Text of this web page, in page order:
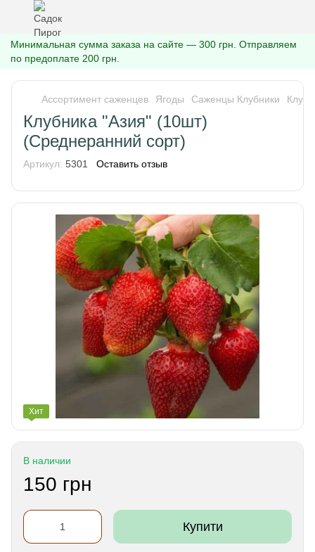
Минимальная сумма заказа на сайте — 300 грн. Отправляем
по предоплате 200 грн.
Ассортимент саженцев Ягоды Саженцы Клубники
Клубника "Азия" (10шт)
(Среднеранний сорт)
Артикул: 5301 Оставить отзыв
Хит
В наличии
150 грн
Купити